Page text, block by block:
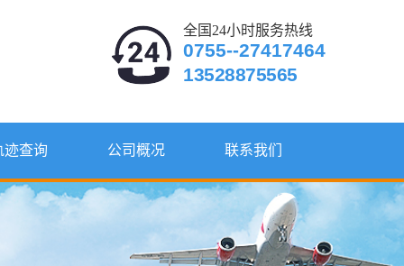
全国24小时服务热线
0755--27417464
13528875565
迹查询 公司概况 联系我们